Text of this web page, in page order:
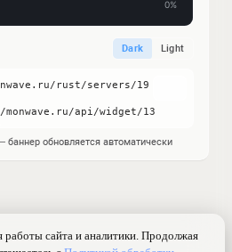
Dark Light
баннер обновляется автоматически